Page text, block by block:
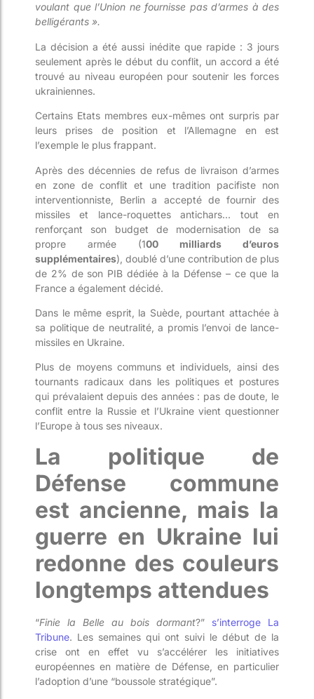
voulant que l’Union ne fournisse pas d’armes à des
belligérants ».
La décision a été aussi inédite que rapide : 3 jours
seulement après le début du conflit, un accord a été
trouvé au niveau européen pour soutenir les forces
ukrainiennes.
Certains Etats membres eux-mêmes ont surpris par
leurs prises de position et l’Allemagne en est
l’exemple le plus frappant.
Après des décennies de refus de livraison d’armes
en zone de conflit et une tradition pacifiste non
interventionniste, Berlin a accepté de fournir des
missiles et lance-roquettes antichars… tout en
renforçant son budget de modernisation de sa
propre armée (100 milliards d’euros
supplémentaires), doublé d’une contribution de plus
de 2% de son PIB dédiée à la Défense – ce que la
France a également décidé.
Dans le même esprit, la Suède, pourtant attachée à
sa politique de neutralité, a promis l’envoi de lance-
missiles en Ukraine.
Plus de moyens communs et individuels, ainsi des
tournants radicaux dans les politiques et postures
qui prévalaient depuis des années : pas de doute, le
conflit entre la Russie et l’Ukraine vient questionner
l’Europe à tous ses niveaux.
La politique de
Défense commune
est ancienne, mais la
guerre en Ukraine lui
redonne des couleurs
longtemps attendues
“Finie la Belle au bois dormant?” s’interroge La
Tribune. Les semaines qui ont suivi le début de la
crise ont en effet vu s’accélérer les initiatives
européennes en matière de Défense, en particulier
l’adoption d’une “boussole stratégique”.